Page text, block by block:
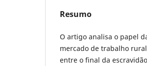
Resumo
O artigo analisa o papel
mercado de trabalho
entre o final da